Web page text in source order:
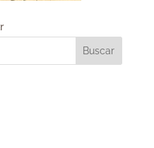
Buscar